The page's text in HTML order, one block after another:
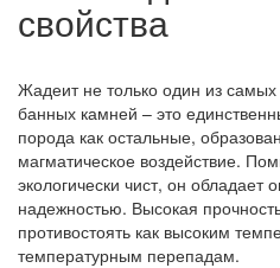
свойства
Жадеит не только один из
банных камней – это
порода как остальные,
магматическое воздействие.
экологически чист, он обладает
надежностью. Высокая
противостоять как высоким
температурным перепадам.